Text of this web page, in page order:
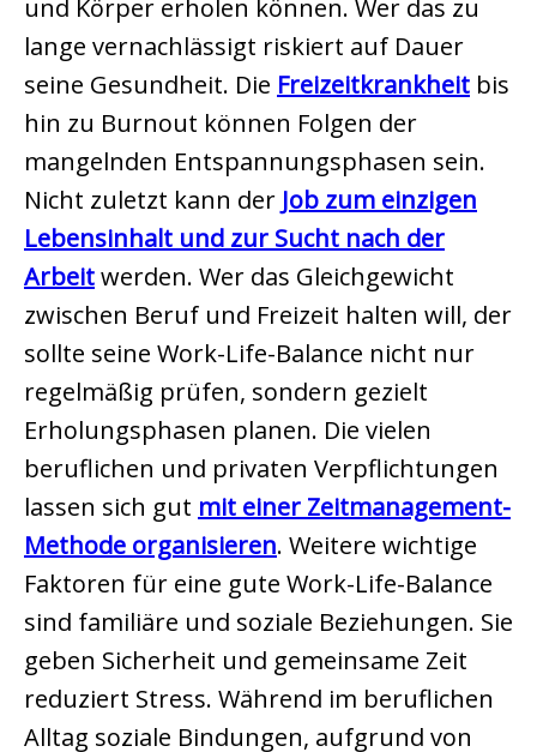
und Körper erholen können. Wer das zu
lange vernachlässigt riskiert auf Dauer
seine Gesundheit. Die Freizeitkrankheit bis
hin zu Burnout können Folgen der
mangelnden Entspannungsphasen sein.
Nicht zuletzt kann der Job zum einzigen
Lebensinhalt und zur Sucht nach der
Arbeitwerden. Wer das Gleichgewicht
zwischen Beruf und Freizeit halten will, der
sollte seine Work-Life-Balance nicht nur
regelmäßig prüfen, sondern gezielt
Erholungsphasen planen. Die vielen
beruflichen und privaten Verpflichtungen
lassen sich gut mit einer Zeitmanagement-
Methode organisieren. Weitere wichtige
Faktoren für eine gute Work-Life-Balance
sind familiäre und soziale Beziehungen. Sie
geben Sicherheit und gemeinsame Zeit
reduziert Stress. Während im beruflichen
Alltag soziale Bindungen, aufgrund von